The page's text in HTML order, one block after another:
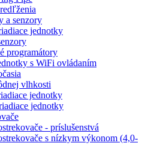
a senzory
jednotky
programátory
s WiFi ovládaním
vlhkosti
jednotky
jednotky
- príslušenstvá
s nízkym výkonom (4,0-